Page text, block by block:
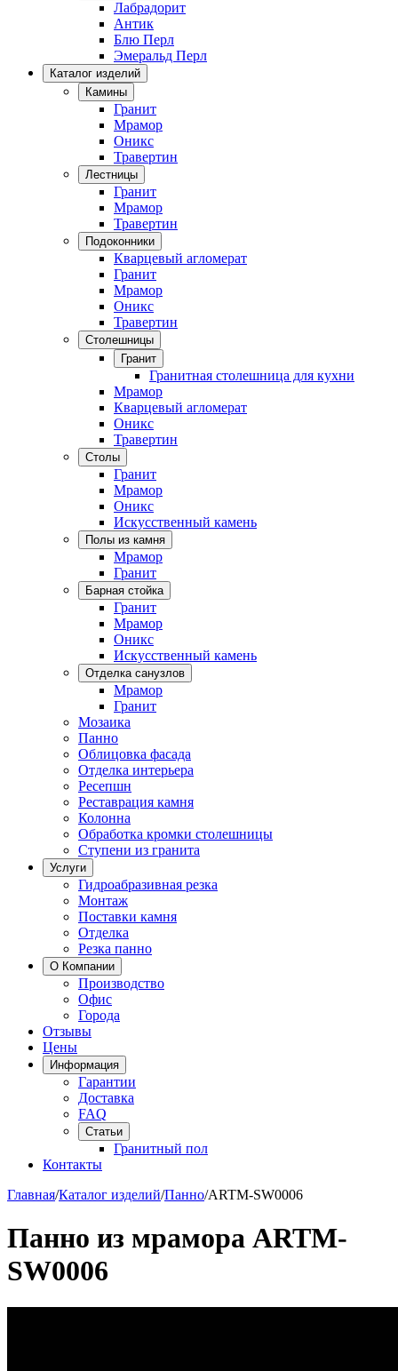
Лабрадорит
Антик
Блю Перл
Эмеральд Перл
Каталог изделий
Камины
Гранит
Мрамор
Оникс
Травертин
Лестницы
Гранит
Мрамор
Травертин
Подоконники
Кварцевый агломерат
Гранит
Мрамор
Оникс
Травертин
Столешницы
Гранит
Гранитная столешница для кухни
Мрамор
Кварцевый агломерат
Оникс
Травертин
Столы
Гранит
Мрамор
Оникс
Искусственный камень
Полы из камня
Мрамор
Гранит
Барная стойка
Гранит
Мрамор
Оникс
Искусственный камень
Отделка санузлов
Мрамор
Гранит
Мозаика
Панно
Облицовка фасада
Отделка интерьера
Ресепшн
Реставрация камня
Колонна
Обработка кромки столешницы
Ступени из гранита
Услуги
Гидроабразивная резка
Монтаж
Поставки камня
Отделка
Резка панно
О Компании
Производство
Офис
Города
Отзывы
Цены
Информация
Гарантии
Доставка
FAQ
Статьи
Гранитный пол
Контакты
Главная/Каталог изделий/Панно/ARTM-SW0006
Панно из мрамора ARTM-
SW0006